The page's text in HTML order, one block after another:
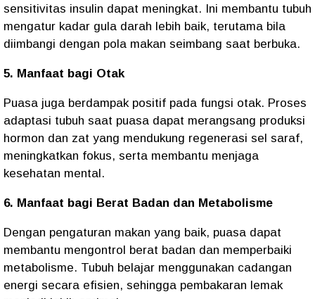
sensitivitas insulin dapat meningkat. Ini membantu tubuh
mengatur kadar gula darah lebih baik, terutama bila
diimbangi dengan pola makan seimbang saat berbuka.
5. Manfaat bagi Otak
Puasa juga berdampak positif pada fungsi otak. Proses
adaptasi tubuh saat puasa dapat merangsang produksi
hormon dan zat yang mendukung regenerasi sel saraf,
meningkatkan fokus, serta membantu menjaga
kesehatan mental.
6. Manfaat bagi Berat Badan dan Metabolisme
Dengan pengaturan makan yang baik, puasa dapat
membantu mengontrol berat badan dan memperbaiki
metabolisme. Tubuh belajar menggunakan cadangan
energi secara efisien, sehingga pembakaran lemak